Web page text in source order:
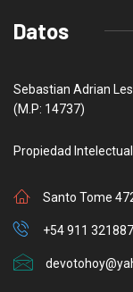
Datos
Sebastian Adrian
(M.P: 14737)
Propiedad
Santo Tome
+54 911